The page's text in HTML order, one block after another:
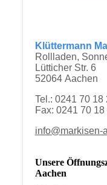
Klüttermann
Rollladen,
Lütticher Str. 6
52064 Aachen
Tel.: 0241 70 18
Fax: 0241 70 18
info@markisen-
Unsere
Aachen